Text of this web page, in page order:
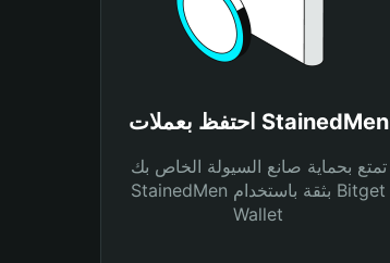
احتفظ بعملات StainedMen
تمتع بحماية صانع السيولة الخاص بك
StainedMen بثقة باستخدام Bitget
Wallet